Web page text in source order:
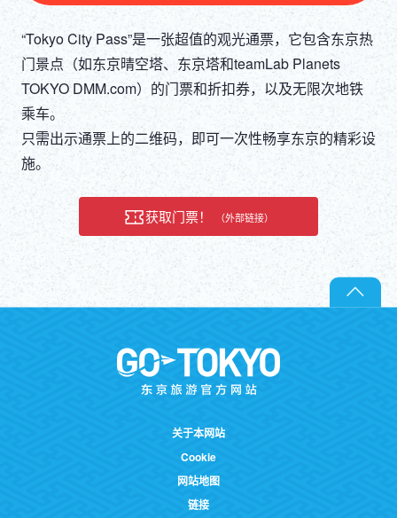
한글
ภาษาไทย
DEUTSCH
ITALIANO
ESPAÑOL
FRANÇAIS
Copy URL
“Tokyo City Pass”是一张超值的观光通票，它包含东京热
门景点（如东京晴空塔、东京塔和teamLab Planets
TOKYO DMM.com）的门票和折扣券，以及无限次地铁
乘车。
只需出示通票上的二维码，即可一次性畅享东京的精彩设
施。
获取门票！ （外部链接）
关于本网站
Cookie
网站地图
链接